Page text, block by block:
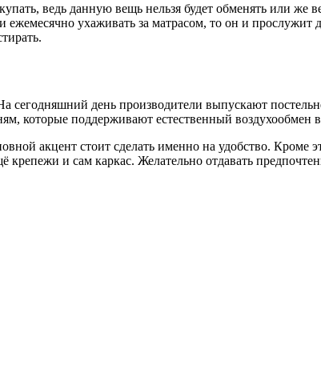
ведь данную вещь нельзя будет обменять или
ухаживать за матрасом, то он и прослужит
день производители выпускают
которые поддерживают естественный воздухообмен
акцент стоит сделать именно на удобство.
крепежи и сам каркас. Желательно отдавать